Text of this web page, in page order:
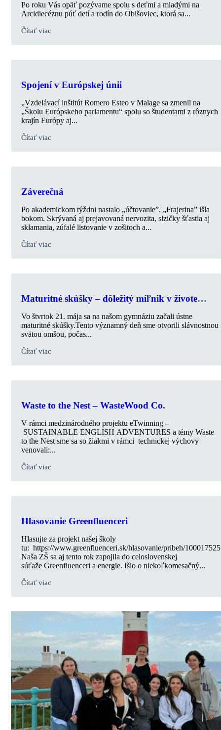
Po roku Vás opäť pozývame spolu s deťmi a mladými na
Arcidiecéznu púť detí a rodín do Obišoviec, ktorá sa...
Čítať viac
Spojení v Európskej únii
„Vzdelávací inštitút Romero Esteo v Malage sa zmenil na
„Školu Európskeho parlamentu“ spolu so študentami z rôznych
krajín Európy aj...
Čítať viac
Záverečná
Po akademickom týždni nastalo „účtovanie”. „Frajerina” išla
bokom. Skrývaná aj prejavovaná nervozita, slzičky šťastia aj
sklamania, zúfalé listovanie v zošitoch a...
Čítať viac
Maturitné skúšky – dôležitý míľnik v živote
Vo štvrtok 21. mája sa na našom gymnáziu začali ústne
maturitné skúšky.Tento významný deň sme otvorili slávnostnou
svätou omšou, počas...
Čítať viac
Waste to the Nest – WasteWood Co.
V rámci medzinárodného projektu eTwinning –
SUSTAINABLE ENGLISH ADVENTURES a témy Waste
to the Nest sme sa so žiakmi v rámci technickej výchovy
venovali:...
Čítať viac
Hlasovanie Greenfluenceri
Hlasujte za projekt našej školy
tu: https://www.greenfluenceri.sk/hlasovanie/pribeh/100017525
Naša ZŠ sa aj tento rok zapojila do celoslovenskej
súťaže Greenfluenceri a energie. Išlo o niekoľkomesačný...
Čítať viac